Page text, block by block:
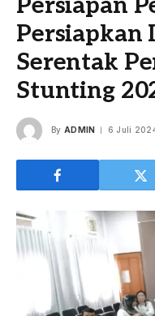
Persiapan
Persiapkan
Serentak
Stunting
By ADMIN 6 Juli